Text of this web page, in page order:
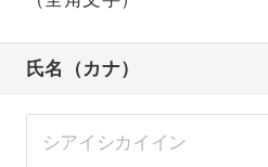
氏名（カナ）